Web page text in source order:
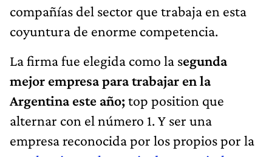
compañías del sector que trabaja en esta
coyuntura de enorme competencia.
La firma fue elegida como la segunda
mejor empresa para trabajar en la
Argentina este año;top position que
alternar con el número 1. Y ser una
empresa reconocida por los propios por la